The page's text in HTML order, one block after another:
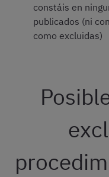
constáis en
publicados (ni
como excluidas)